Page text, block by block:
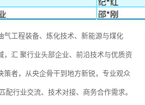
气工程装备、炼化技术、新能源与煤化
汇 聚行业头部企业、前沿技术与优质资
策者，从央企骨干到地方新锐，专业观众
配行业交流、技术对接、商务合作需求。